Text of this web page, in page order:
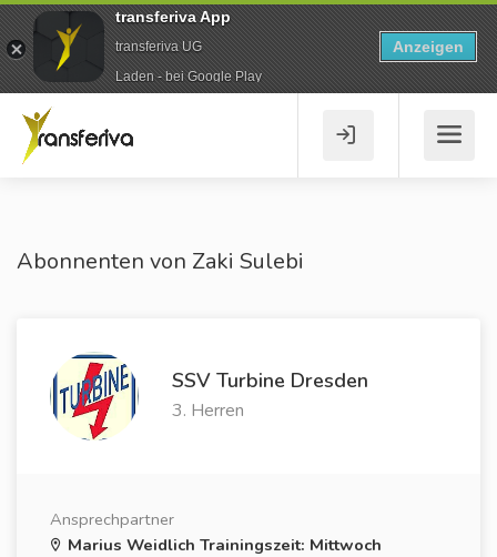
Abonnenten von Zaki Sulebi
SSV Turbine Dresden
3. Herren
Ansprechpartner
Marius Weidlich Trainingszeit: Mittwoch
transferiva App
transferiva UG
Laden - bei Google Play
Anzeigen